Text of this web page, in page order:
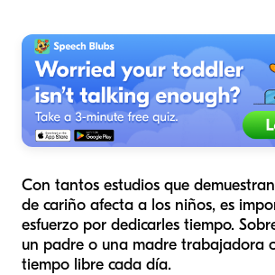
Con tantos estudios que
de cariño afecta a los niños, es
esfuerzo por dedicarles tiempo.
un padre o una madre trabajadora
tiempo libre cada día.